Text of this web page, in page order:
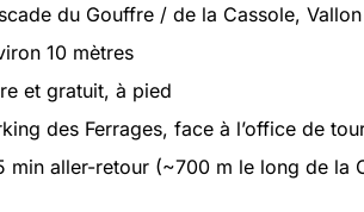
du Gouffre / de la Cassole,
10 mètres
et gratuit, à pied
des Ferrages, face à l’office de
min aller-retour (~700 m le long de la